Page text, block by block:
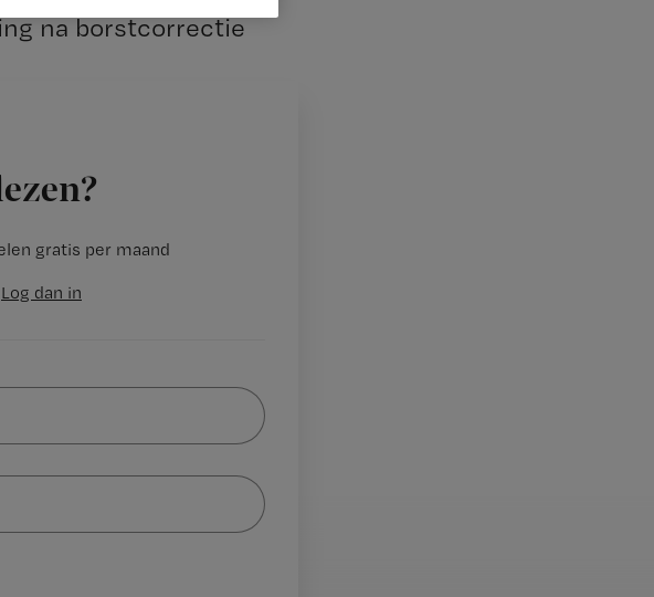
gratis per maand
Log dan in
na borstcorrectie